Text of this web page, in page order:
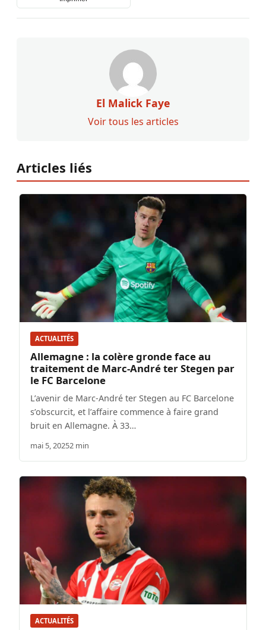
El Malick Faye
Voir tous les articles
Articles liés
ACTUALITÉS
Allemagne : la colère gronde face au
traitement de Marc-André ter Stegen par
le FC Barcelone
L’avenir de Marc-André ter Stegen au FC Barcelone
s’obscurcit, et l’affaire commence à faire grand
bruit en Allemagne. À 33…
mai 5, 20252 min
ACTUALITÉS